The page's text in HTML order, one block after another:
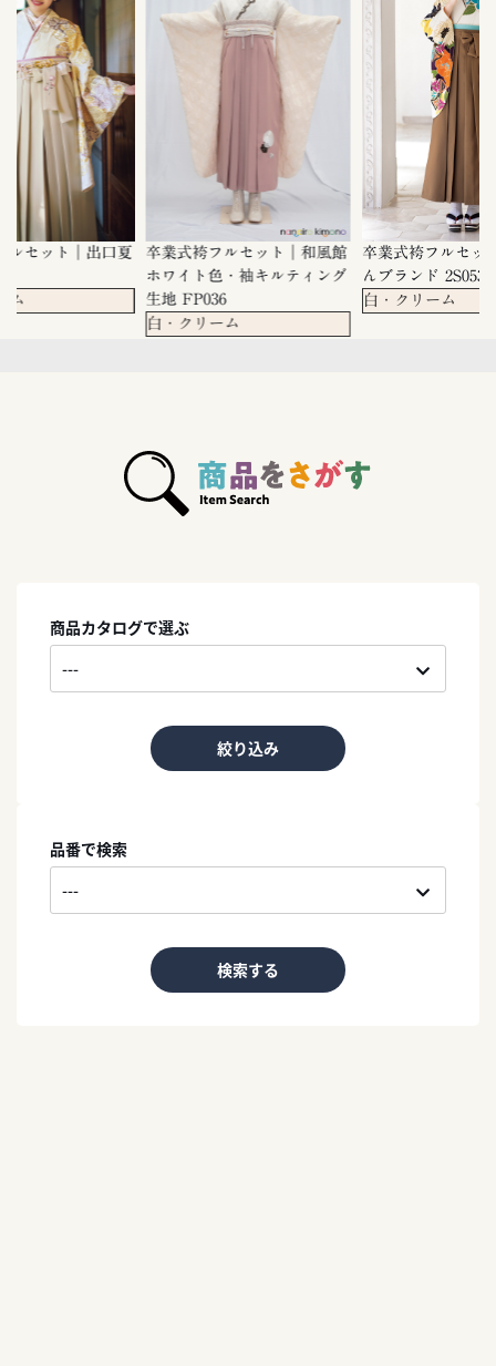
ルセット｜出口夏
ム
卒業式袴フルセット｜和風館
ホワイト色・袖キルティング
生地 FP036
白・クリーム
卒業式袴フルセッ
んブランド 2S053
白・クリーム
商品カタログで選ぶ
絞り込み
品番で検索